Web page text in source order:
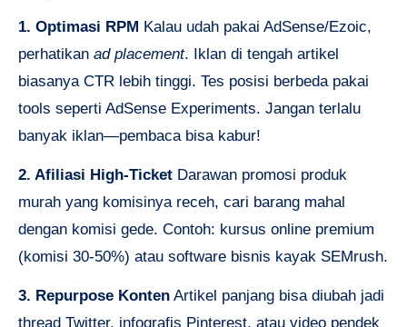
1. Optimasi RPM Kalau udah pakai AdSense/Ezoic,
perhatikan ad placement. Iklan di tengah artikel
biasanya CTR lebih tinggi. Tes posisi berbeda pakai
tools seperti AdSense Experiments. Jangan terlalu
banyak iklan—pembaca bisa kabur!
2. Afiliasi High-Ticket Darawan promosi produk
murah yang komisinya receh, cari barang mahal
dengan komisi gede. Contoh: kursus online premium
(komisi 30-50%) atau software bisnis kayak SEMrush.
3. Repurpose Konten Artikel panjang bisa diubah jadi
thread Twitter, infografis Pinterest, atau video pendek